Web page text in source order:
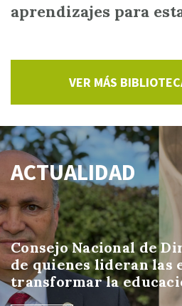
aprendizajes para
VER MÁS
ACTUALIDAD
Consejo Nacional de
de quienes lideran las
transformar la